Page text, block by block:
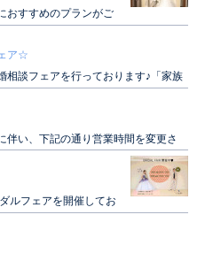
おすすめのプランがご
式がしたい方、必見で
ア☆
談フェアを行っております♪「家族
」「ごく親しい..
伴い、下記の通り営業時間を変更さ
月29日(..
ルフェアを開催してお
、素敵な特典もござ